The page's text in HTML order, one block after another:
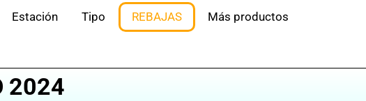
Estación Tipo REBAJAS Más productos
2024